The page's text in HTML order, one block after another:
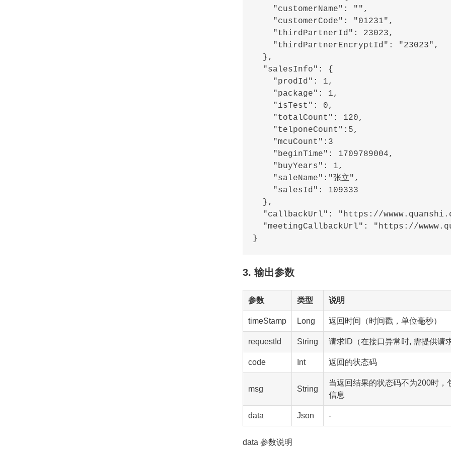
    "customerName": "",
    "customerCode": "01231",
    "thirdPartnerId": 23023,
    "thirdPartnerEncryptId": "23023",
  },
  "salesInfo": {
    "prodId": 1,
    "package": 1,
    "isTest": 0,
    "totalCount": 120,
    "telponeCount":5,
    "mcuCount":3
    "beginTime": 1709789004,
    "buyYears": 1,
    "saleName":"张立",
    "salesId": 109333
  },
"callbackUrl": "https://
"meetingCallbackUrl": "https://
3. 输出参数
参数 类型 说明
timeStamp Long 返回时间（时间戳，单位毫秒）
requestId String 请求ID（在接口异常时, 需提供请
code Int 返回的状态码
msg String
当返回结果的状态码不为200时，
信息
data Json -
data 参数说明